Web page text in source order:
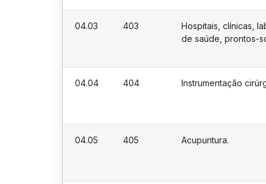
04.03 403
Hospitais, clínicas,
de saúde, prontos-
04.04 404 Instrumentação
04.05 405 Acupuntura.